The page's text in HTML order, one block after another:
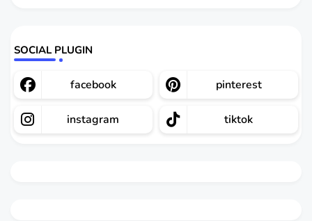
SOCIAL PLUGIN
facebook pinterest
instagram tiktok